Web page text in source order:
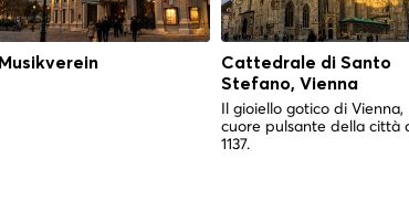
Musikverein
Cattedrale di Santo
Stefano, Vienna
Il gioiello gotico di Vienna,
cuore pulsante della città
1137.